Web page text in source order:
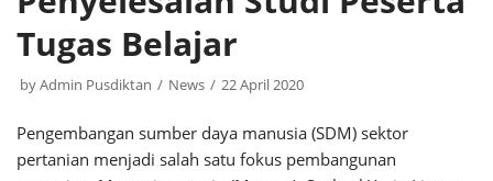
Tugas Belajar
byAdmin Pusdiktan News 22 April 2020
Pengembangan sumber daya manusia (SDM) sektor
pertanian menjadi salah satu fokus pembangunan